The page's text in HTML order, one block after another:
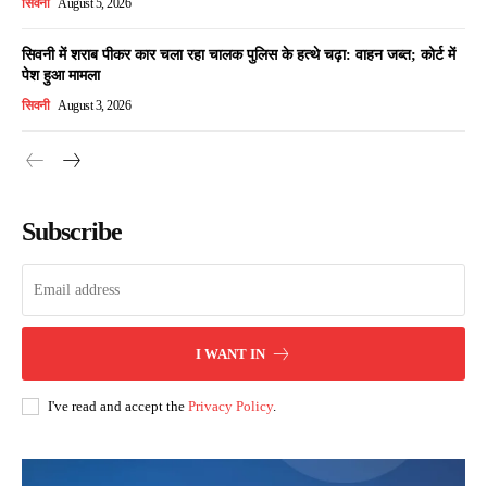
सिवनी August 5, 2026
सिवनी में शराब पीकर कार चला रहा चालक पुलिस के हत्थे चढ़ा: वाहन जब्त; कोर्ट में
पेश हुआ मामला
सिवनी August 3, 2026
Subscribe
I WANT IN
I've read and accept the Privacy Policy.